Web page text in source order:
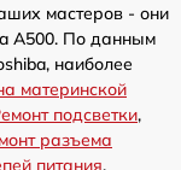
мастеров - они
A500. По данным
наиболее
материнской
подсветки,
разъема
питания,